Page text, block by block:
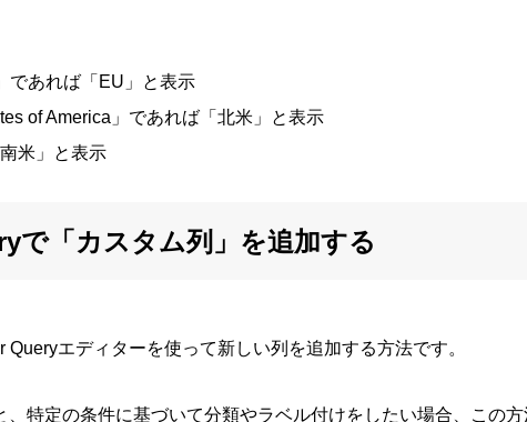
であれば「EU」と表示
of America」であれば「北米」と表示
米」と表示
で「カスタム列」を追加する
エディターを使って新しい列を追加する方法です。
、特定の条件に基づいて分類やラベル付けをしたい場合、この